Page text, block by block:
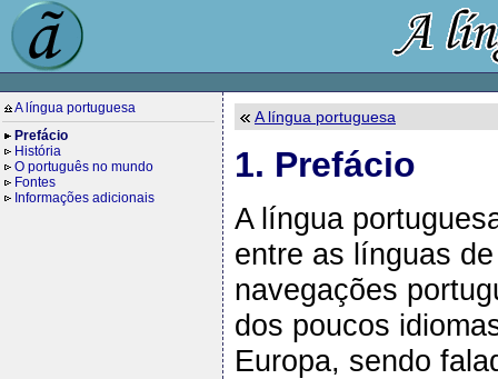
A língua portuguesa
Prefácio
História
O português no mundo
Fontes
Informações adicionais
A língua portuguesa
1. Prefácio
A língua
entre as línguas
navegações
dos poucos
Europa, sendo